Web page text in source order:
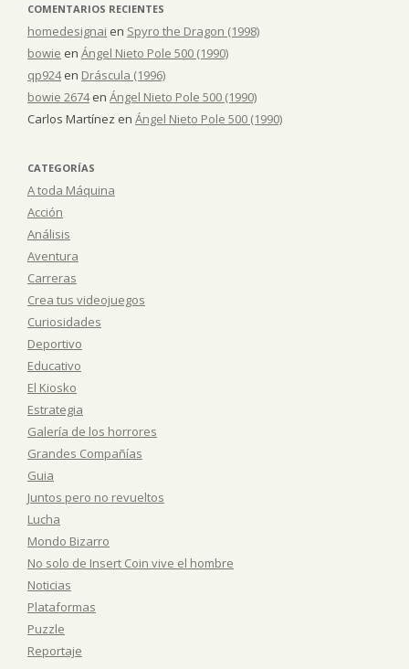
COMENTARIOS RECIENTES
homedesignai en Spyro the Dragon (1998)
bowie en Ángel Nieto Pole 500 (1990)
qp924en Dráscula (1996)
bowie 2674en Ángel Nieto Pole 500 (1990)
Carlos Martínez en Ángel Nieto Pole 500 (1990)
CATEGORÍAS
A toda Máquina
Acción
Análisis
Aventura
Carreras
Crea tus videojuegos
Curiosidades
Deportivo
Educativo
El Kiosko
Estrategia
Galería de los horrores
Grandes Compañías
Guia
Juntos pero no revueltos
Lucha
Mondo Bizarro
No solo de Insert Coin vive el hombre
Noticias
Plataformas
Puzzle
Reportaje